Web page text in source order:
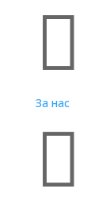

За нас
